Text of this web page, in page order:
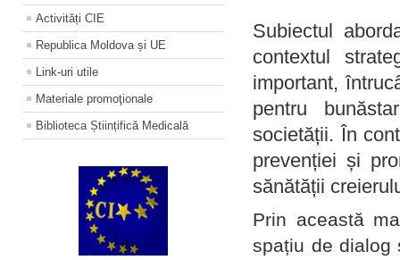
Activități CIE
Republica Moldova și UE
Link-uri utile
Materiale promoţionale
Biblioteca Științifică Medicală
Subiectul
contextul
important,
pentru
societății. În
prevenției și
sănătății
Prin această
spațiu de dialog